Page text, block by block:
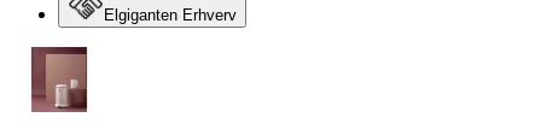
Elgiganten Erhverv